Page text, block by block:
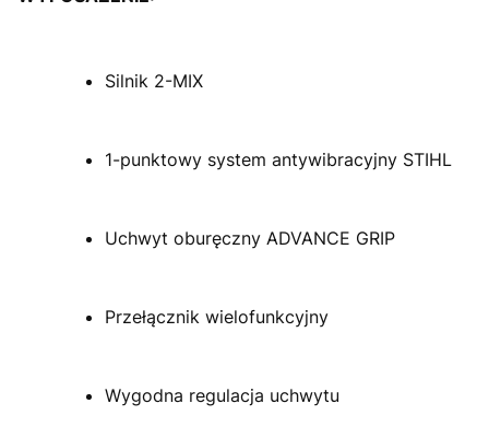
Silnik 2-MIX
1-punktowy system antywibracyjny STIHL
Uchwyt oburęczny ADVANCE GRIP
Przełącznik wielofunkcyjny
Wygodna regulacja uchwytu